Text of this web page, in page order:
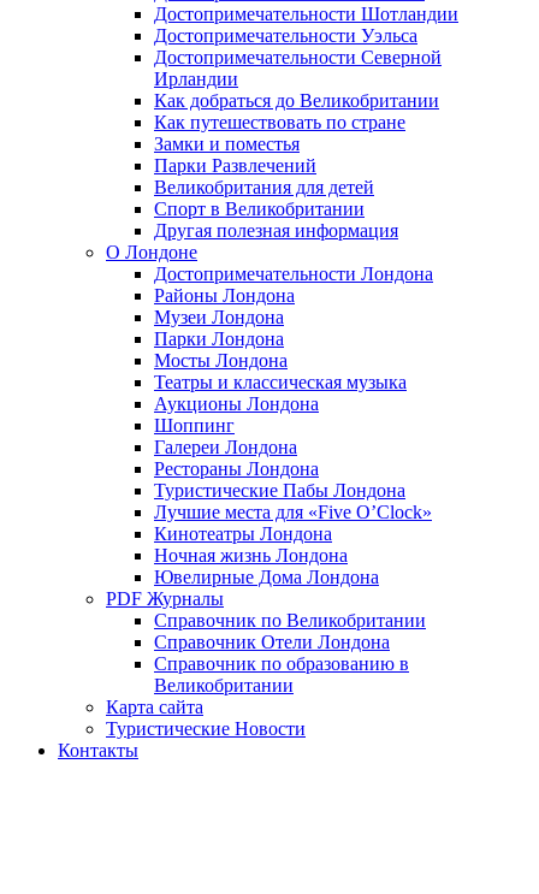
Достопримечательности Шотландии
Достопримечательности Уэльса
Достопримечательности Северной
Ирландии
Как добраться до Великобритании
Как путешествовать по стране
Замки и поместья
Парки Развлечений
Великобритания для детей
Спорт в Великобритании
Другая полезная информация
О Лондоне
Достопримечательности Лондона
Районы Лондона
Музеи Лондона
Парки Лондона
Мосты Лондона
Театры и классическая музыка
Аукционы Лондона
Шоппинг
Галереи Лондона
Рестораны Лондона
Туристические Пабы Лондона
Лучшие места для «Five O’Clock»
Кинотеатры Лондона
Ночная жизнь Лондона
Ювелирные Дома Лондона
PDF Журналы
Справочник по Великобритании
Справочник Отели Лондона
Справочник по образованию в
Великобритании
Карта сайта
Туристические Новости
Контакты